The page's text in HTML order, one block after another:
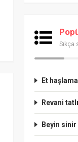
Sıkça
Et
Revani
Beyin